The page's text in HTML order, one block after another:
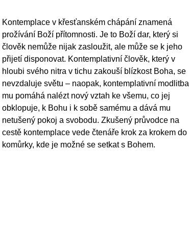
Kontemplace v křesťanském chápání znamená
prožívání Boží přítomnosti. Je to Boží dar, který si
člověk nemůže nijak zasloužit, ale může se k jeho
přijetí disponovat. Kontemplativní člověk, který v
hloubi svého nitra v tichu zakouší blízkost Boha, se
nevzdaluje světu – naopak, kontemplativní modlitba
mu pomáhá nalézt nový vztah ke všemu, co jej
obklopuje, k Bohu i k sobě samému a dává mu
netušený pokoj a svobodu. Zkušený průvodce na
cestě kontemplace vede čtenáře krok za krokem do
komůrky, kde je možné se setkat s Bohem.